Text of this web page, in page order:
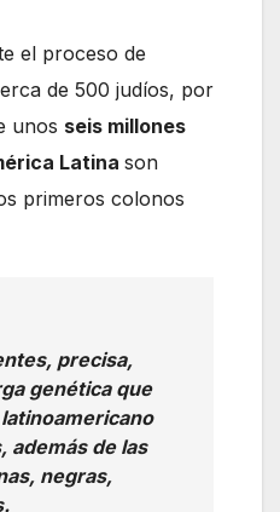
el proceso de
de 500 judíos, por
unos seis millones
Latina son
primeros colonos
precisa,
genética que
además de las
negras,